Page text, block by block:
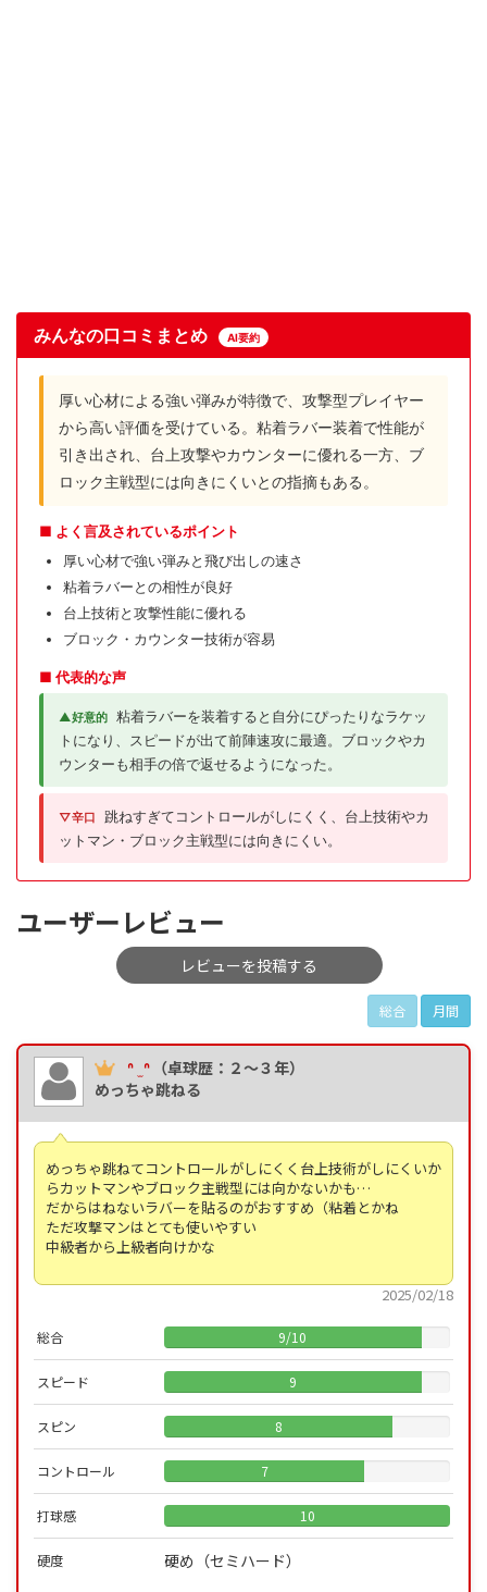
みんなの口コミまとめ AI要約
厚い心材による強い弾みが特徴で、攻撃型プレイヤー
から高い評価を受けている。粘着ラバー装着で性能が
引き出され、台上攻撃やカウンターに優れる一方、ブ
ロック主戦型には向きにくいとの指摘もある。
■ よく言及されているポイント
厚い心材で強い弾みと飛び出しの速さ
粘着ラバーとの相性が良好
台上技術と攻撃性能に優れる
ブロック・カウンター技術が容易
■ 代表的な声
▲好意的 粘着ラバーを装着すると自分にぴったりなラケッ
トになり、スピードが出て前陣速攻に最適。ブロックやカ
ウンターも相手の倍で返せるようになった。
▽辛口
跳ねすぎてコントロールがしにくく、台上技術やカ
ットマン・ブロック主戦型には向きにくい。
ユーザーレビュー
レビューを投稿する
総合 月間
ᐢ ̫ ᐢ （卓球歴：２～３年）
めっちゃ跳ねる
めっちゃ跳ねてコントロールがしにくく台上技術がしにくいか
らカットマンやブロック主戦型には向かないかも…
だからはねないラバーを貼るのがおすすめ（粘着とかね
ただ攻撃マンはとても使いやすい
中級者から上級者向けかな
2025/02/18
総合 9/10
スピード 9
スピン 8
コントロール 7
打球感 10
硬度 硬め（セミハード）